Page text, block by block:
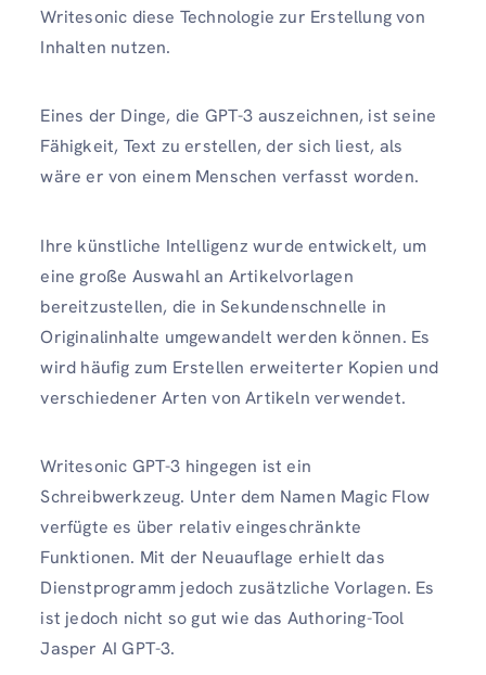
Writesonic diese Technologie zur Erstellung von
Inhalten nutzen.
Eines der Dinge, die GPT-3 auszeichnen, ist seine
Fähigkeit, Text zu erstellen, der sich liest, als
wäre er von einem Menschen verfasst worden.
Ihre künstliche Intelligenz wurde entwickelt, um
eine große Auswahl an Artikelvorlagen
bereitzustellen, die in Sekundenschnelle in
Originalinhalte umgewandelt werden können. Es
wird häufig zum Erstellen erweiterter Kopien und
verschiedener Arten von Artikeln verwendet.
Writesonic GPT-3 hingegen ist ein
Schreibwerkzeug. Unter dem Namen Magic Flow
verfügte es über relativ eingeschränkte
Funktionen. Mit der Neuauflage erhielt das
Dienstprogramm jedoch zusätzliche Vorlagen. Es
ist jedoch nicht so gut wie das Authoring-Tool
Jasper AI GPT-3.